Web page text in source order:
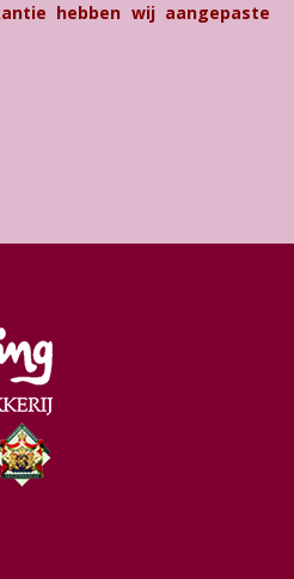
hebben wij aangepaste